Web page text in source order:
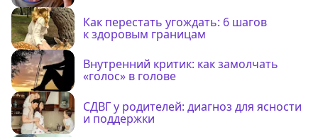
Как перестать угождать: 6 шагов
к здоровым границам
Внутренний критик: как замолчать
«голос» в голове
СДВГ у родителей: диагноз для ясности
и поддержки